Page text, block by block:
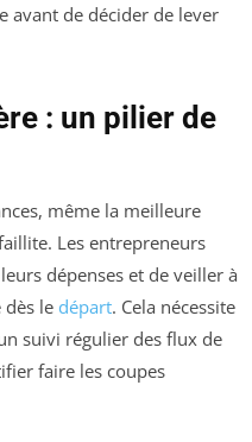
avant de décider de lever
: un pilier de
même la meilleure
Les entrepreneurs
dépenses et de veiller à
le départ. Cela nécessite
suivi régulier des flux de
faire les coupes